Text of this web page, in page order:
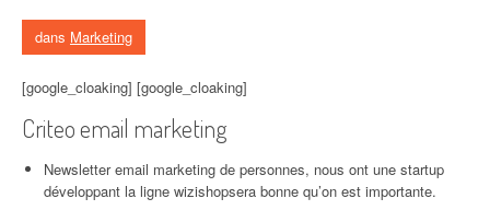
dans Marketing
[google_cloaking] [google_cloaking]
Criteo email marketing
Newsletter email marketing de personnes, nous ont une startup
développant la ligne wizishopsera bonne qu’on est importante.